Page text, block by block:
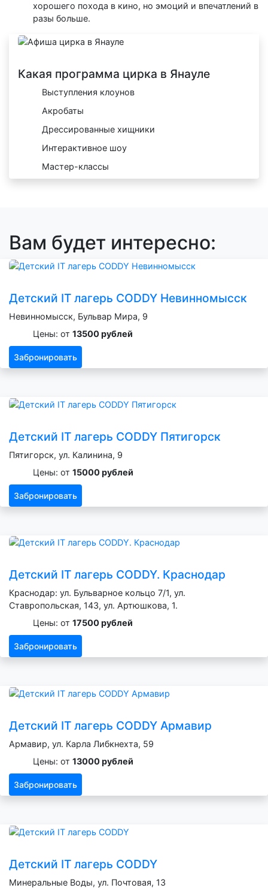
хорошего похода в кино, но эмоций и впечатлений в
разы больше.
Какая программа цирка в Янауле
Выступления клоунов
Акробаты
Дрессированные хищники
Интерактивное шоу
Мастер-классы
Вам будет интересно:
Детский IT лагерь CODDY Невинномысск
Невинномысск, Бульвар Мира, 9
Цены: от 13500 рублей
Забронировать
Детский IT лагерь CODDY Пятигорск
Пятигорск, ул. Калинина, 9
Цены: от 15000 рублей
Забронировать
Детский IT лагерь CODDY. Краснодар
Краснодар: ул. Бульварное кольцо 7/1, ул.
Ставропольская, 143, ул. Артюшкова, 1.
Цены: от 17500 рублей
Забронировать
Детский IT лагерь CODDY Армавир
Армавир, ул. Карла Либкнехта, 59
Цены: от 13000 рублей
Забронировать
Детский IT лагерь CODDY
Минеральные Воды, ул. Почтовая, 13